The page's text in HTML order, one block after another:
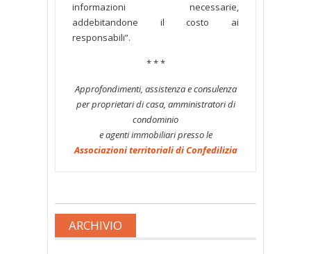
informazioni necessarie,
addebitandone il costo ai
responsabili”.
* * *
Approfondimenti, assistenza e consulenza
per proprietari di casa, amministratori di
condominio
e agenti immobiliari presso le
Associazioni territoriali di Confedilizia
ARCHIVIO